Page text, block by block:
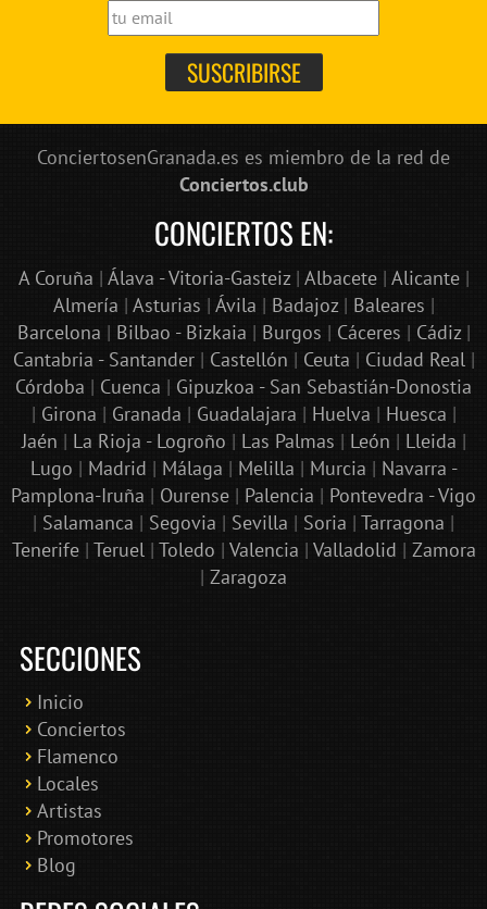
ConciertosenGranada.es es miembro de la red de
Conciertos.club
CONCIERTOS EN:
A Coruña | Álava - Vitoria-Gasteiz| Albacete| Alicante|
Almería | Asturias | Ávila | Badajoz| Baleares |
Barcelona | Bilbao - Bizkaia | Burgos | Cáceres | Cádiz|
Cantabria - Santander| Castellón | Ceuta | Ciudad Real |
Córdoba | Cuenca | Gipuzkoa - San Sebastián-Donostia
| Girona | Granada | Guadalajara | Huelva | Huesca |
Jaén | La Rioja - Logroño | Las Palmas | León | Lleida |
Lugo | Madrid | Málaga | Melilla | Murcia | Navarra -
Pamplona-Iruña | Ourense | Palencia | Pontevedra - Vigo
| Salamanca | Segovia | Sevilla | Soria | Tarragona |
Tenerife| Teruel | Toledo | Valencia | Valladolid | Zamora
| Zaragoza
SECCIONES
Inicio
Conciertos
Flamenco
Locales
Artistas
Promotores
Blog